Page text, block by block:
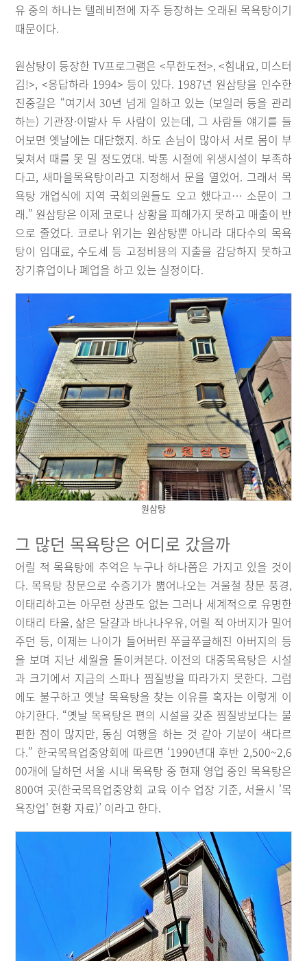
유 중의 하나는 텔레비전에 자주 등장하는 오래된 목욕탕이기
때문이다.
원삼탕이 등장한 TV프로그램은 <무한도전>, <힘내요, 미스터
김!>, <응답하라 1994> 등이 있다. 1987년 원삼탕을 인수한
진중길은 “여기서 30년 넘게 일하고 있는 (보일러 등을 관리
하는) 기관장·이발사 두 사람이 있는데, 그 사람들 얘기를 들
어보면 옛날에는 대단했지. 하도 손님이 많아서 서로 몸이 부
딪쳐서 때를 못 밀 정도였대. 박통 시절에 위생시설이 부족하
다고, 새마을목욕탕이라고 지정해서 문을 열었어. 그래서 목
욕탕 개업식에 지역 국회의원들도 오고 했다고… 소문이 그
래.” 원삼탕은 이제 코로나 상황을 피해가지 못하고 매출이 반
으로 줄었다. 코로나 위기는 원삼탕뿐 아니라 대다수의 목욕
탕이 임대료, 수도세 등 고정비용의 지출을 감당하지 못하고
장기휴업이나 폐업을 하고 있는 실정이다.
원삼탕
그 많던 목욕탕은 어디로 갔을까
어릴 적 목욕탕에 추억은 누구나 하나쯤은 가지고 있을 것이
다. 목욕탕 창문으로 수증기가 뿜어나오는 겨울철 창문 풍경,
이태리하고는 아무런 상관도 없는 그러나 세계적으로 유명한
이태리 타올, 삶은 달걀과 바나나우유, 어릴 적 아버지가 밀어
주던 등, 이제는 나이가 들어버린 쭈글쭈글해진 아버지의 등
을 보며 지난 세월을 돌이켜본다. 이전의 대중목욕탕은 시설
과 크기에서 지금의 스파나 찜질방을 따라가지 못한다. 그럼
에도 불구하고 옛날 목욕탕을 찾는 이유를 혹자는 이렇게 이
야기한다. “옛날 목욕탕은 편의 시설을 갖춘 찜질방보다는 불
편한 점이 많지만, 동심 여행을 하는 것 같아 기분이 색다르
다.” 한국목욕업중앙회에 따르면 ‘1990년대 후반 2,500~2,6
00개에 달하던 서울 시내 목욕탕 중 현재 영업 중인 목욕탕은
800여 곳(한국목욕업중앙회 교육 이수 업장 기준, 서울시 '목
욕장업' 현황 자료)’ 이라고 한다.